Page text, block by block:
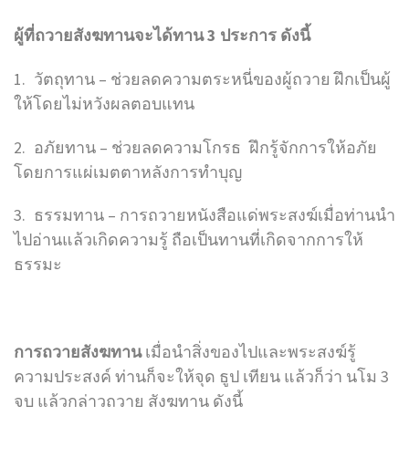
ผู้ที่ถวายสังฆทานจะได้ทาน 3 ประการ ดังนี้
1. วัตถุทาน – ช่วยลดความตระหนี่ของผู้ถวาย ฝึกเป็นผู้
ให้โดยไม่หวังผลตอบแทน
2. อภัยทาน – ช่วยลดความโกรธ ฝึกรู้จักการให้อภัย
โดยการแผ่เมตตาหลังการทำบุญ
3. ธรรมทาน – การถวายหนังสือแด่พระสงฆ์เมื่อท่านนำ
ไปอ่านแล้วเกิดความรู้ ถือเป็นทานที่เกิดจากการให้
ธรรมะ
การถวายสังฆทานเมื่อนำสิ่งของไปและพระสงฆ์รู้
ความประสงค์ ท่านก็จะให้จุด ธูป เทียน แล้วก็ว่า นโม 3
จบ แล้วกล่าวถวาย สังฆทาน ดังนี้